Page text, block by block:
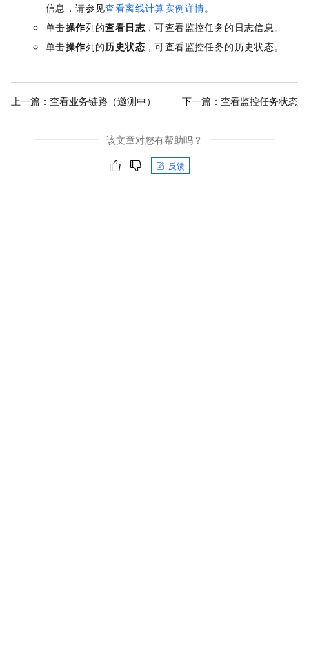
信息，请参见查看离线计算实例详情。
单击操作列的查看日志，可查看监控任务的日志信息。
单击操作列的历史状态 ，可查看监控任务的历史状态。
上一篇： 查看业务链路（邀测中） 下一篇： 查看监控任务状态
该文章对您有帮助吗？
反馈